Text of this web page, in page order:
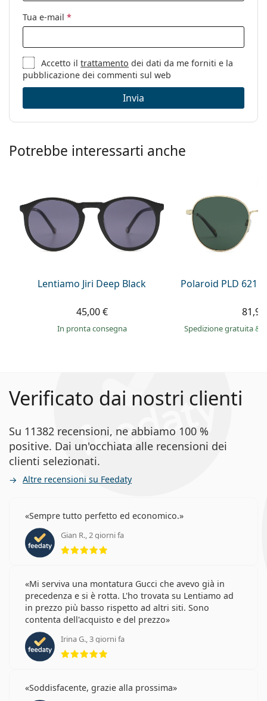
Tua e-mail *
Accetto iltrattamento dei dati da me forniti e la
pubblicazione dei commenti sul web
Invia
Potrebbe interessarti anche
Lentiamo Jiri Deep Black
45,00 €
in pronta consegna
Polaroid PLD
Spedizione gratuita&
Verificato dai nostri clienti
Su 11382 recensioni, ne abbiamo 100 %
positive. Dai un'occhiata alle recensioni dei
clienti selezionati.
Altre recensioni su Feedaty
Sempre tutto perfetto ed economico.
Gian R., 2 giorni fa
Mi serviva una montatura Gucci che avevo già in
precedenza e si è rotta. L'ho trovata su Lentiamo ad
in prezzo più basso rispetto ad altri siti. Sono
contenta dell'acquisto e del prezzo
Irina G., 3 giorni fa
Soddisfacente, grazie alla prossima